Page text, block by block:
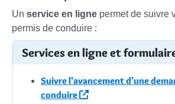
Un service en ligne permet de suivre
permis de conduire :
Services en ligne et
Suivre l'avancement d'une
conduire